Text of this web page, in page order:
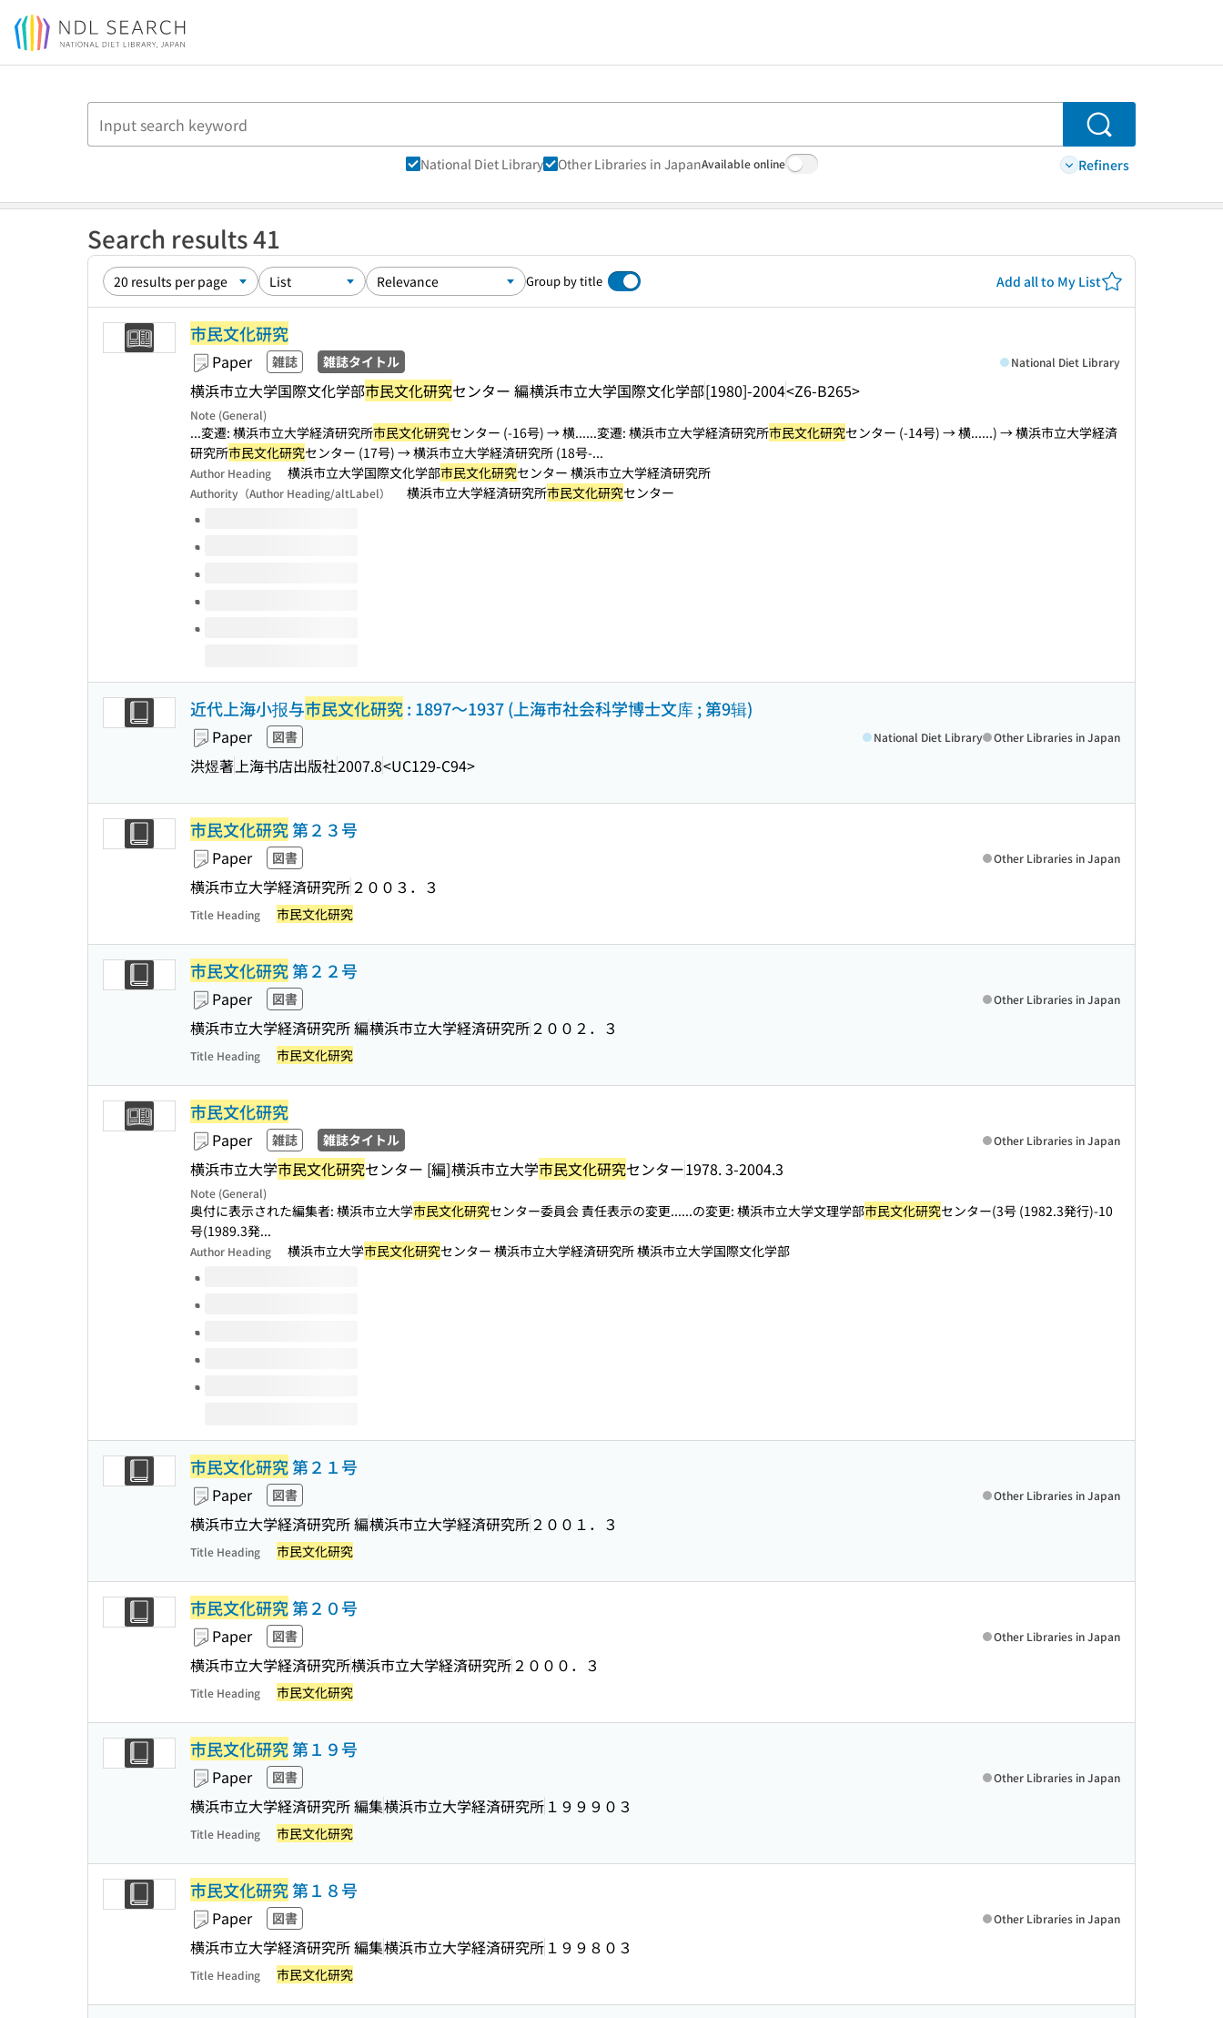
Jump to main content
Search
National Diet Library Other Libraries in JapanAvailable online Refiners
Search results 41
Group by title Add all to My List
市民文化研究
Paper 雑誌 雑誌タイトル
横浜市立大学国際文化学部市民文化研究センター 編横浜市立大学国際文化学部[1980]-2004<Z6-B265>
National Diet Library
Note (General)
...変遷: 横浜市立大学経済研究所市民文化研究センター (-16号) → 横......変遷: 横浜市立大学経済研究所市民文化研究センター (-14号) → 横......) → 横浜市立大学経済
研究所市民文化研究センター (17号) → 横浜市立大学経済研究所 (18号-...
Author Heading 横浜市立大学国際文化学部市民文化研究センター 横浜市立大学経済研究所
Authority（Author Heading/altLabel） 横浜市立大学経済研究所市民文化研究センター
Volumes of this title
近代上海小报与市民文化研究: 1897〜1937 (上海市社会科学博士文库 ; 第9辑)
Paper 図書
洪煜著 上海书店出版社2007.8<UC129-C94>
National Diet Library Other Libraries in Japan
市民文化研究第２３号
Paper 図書
横浜市立大学経済研究所 ２００３．３
Other Libraries in Japan
Title Heading 市民文化研究
市民文化研究第２２号
Paper 図書
横浜市立大学経済研究所 編横浜市立大学経済研究所 ２００２．３
Other Libraries in Japan
Title Heading 市民文化研究
市民文化研究
Paper 雑誌 雑誌タイトル
横浜市立大学市民文化研究センター [編]横浜市立大学市民文化研究センター1978. 3-2004.3
Other Libraries in Japan
Note (General)
奥付に表示された編集者: 横浜市立大学市民文化研究センター委員会 責任表示の変更......の変更: 横浜市立大学文理学部市民文化研究センター(3号 (1982.3発行)-10
号(1989.3発...
Author Heading 横浜市立大学市民文化研究センター 横浜市立大学経済研究所 横浜市立大学国際文化学部
Volumes of this title
市民文化研究第２１号
Paper 図書
横浜市立大学経済研究所 編横浜市立大学経済研究所 ２００１．３
Other Libraries in Japan
Title Heading 市民文化研究
市民文化研究第２０号
Paper 図書
横浜市立大学経済研究所横浜市立大学経済研究所 ２０００．３
Other Libraries in Japan
Title Heading 市民文化研究
市民文化研究第１９号
Paper 図書
横浜市立大学経済研究所 編集横浜市立大学経済研究所 １９９９０３
Other Libraries in Japan
Title Heading 市民文化研究
市民文化研究第１８号
Paper 図書
横浜市立大学経済研究所 編集横浜市立大学経済研究所 １９９８０３
Other Libraries in Japan
Title Heading 市民文化研究